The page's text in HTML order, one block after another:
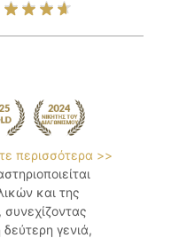
περισσότερα >>
και της
δεύτερη γενιά,